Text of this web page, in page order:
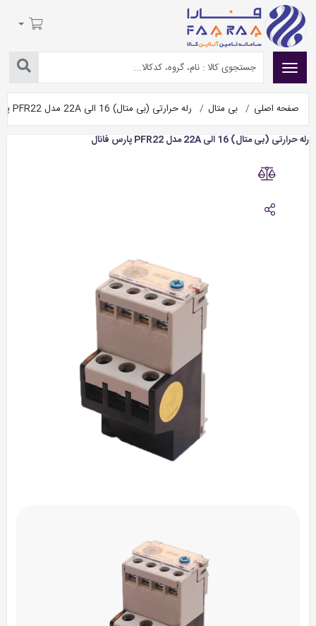
صفحه اصلی بی متال
رله حرارتی (بی متال) 16 الی 22A مدل PFR22 پارس فانال
رله حرارتی (بی متال) 16 الی 22A مدل PFR22 پارس فانال